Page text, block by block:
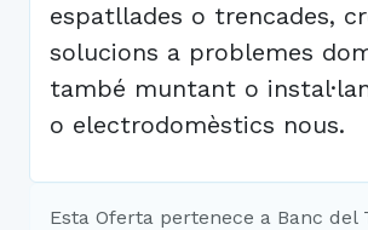
espatllades o trencades,
solucions a problemes
també muntant o
o electrodomèstics nous.
Esta Oferta pertenece a Banc del